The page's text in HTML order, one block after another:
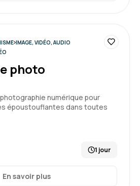
IMAGE, VIDÉO, AUDIO
photo
numérique pour
époustouflantes dans toutes
1 jour
En savoir plus